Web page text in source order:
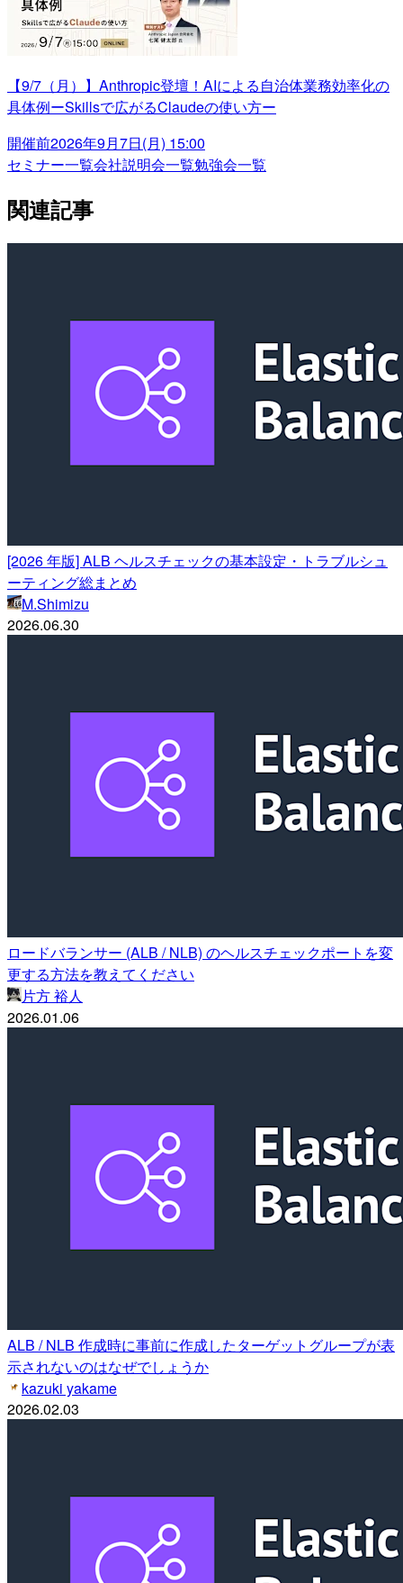
【9/7（月）】Anthropic登壇！AIによる自治体業務効率化の
具体例ーSkillsで広がるClaudeの使い方ー
開催前2026年9月7日(月) 15:00
セミナー一覧会社説明会一覧勉強会一覧
関連記事
[2026 年版] ALB ヘルスチェックの基本設定・トラブルシュ
ーティング総まとめ
M.Shimizu
2026.06.30
ロードバランサー (ALB / NLB) のヘルスチェックポートを変
更する方法を教えてください
片方 裕人
2026.01.06
ALB / NLB 作成時に事前に作成したターゲットグループが表
示されないのはなぜでしょうか
kazuki yakame
2026.02.03